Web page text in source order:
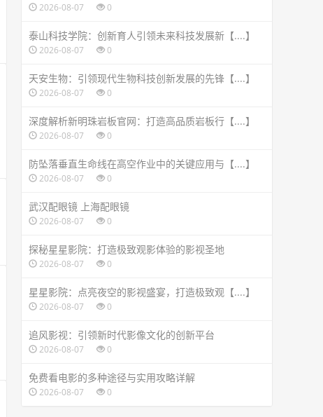
2026-08-07 0
泰山科技学院：创新育人引领未来科技发展新【....】
2026-08-07 0
天安生物：引领现代生物科技创新发展的先锋【....】
2026-08-07 0
深度解析新明珠岩板官网：打造高品质岩板行【....】
2026-08-07 0
防坠落垂直生命线在高空作业中的关键应用与【....】
2026-08-07 0
武汉配眼镜 上海配眼镜
2026-08-07 0
探秘星星影院：打造极致观影体验的影视圣地
2026-08-07 0
星星影院：点亮夜空的影视盛宴，打造极致观【....】
2026-08-07 0
追风影视：引领新时代影像文化的创新平台
2026-08-07 0
免费看电影的多种途径与实用攻略详解
2026-08-07 0